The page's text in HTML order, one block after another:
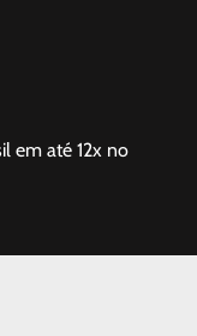
em até 12x no